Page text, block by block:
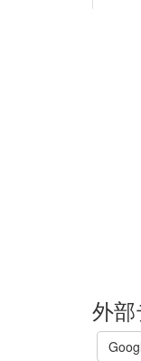
外